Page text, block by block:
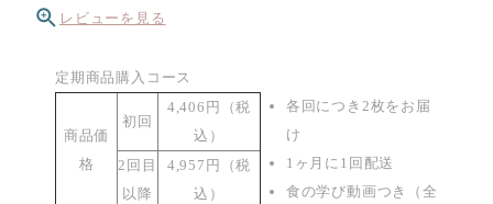
レビューを見る
定期商品購入コース
商品価
格
初回
4,406円（税
込）
2回目
以降
4,957円（税
込）
各回につき2枚をお届
け
1ヶ月に1回配送
食の学び動画つき（全